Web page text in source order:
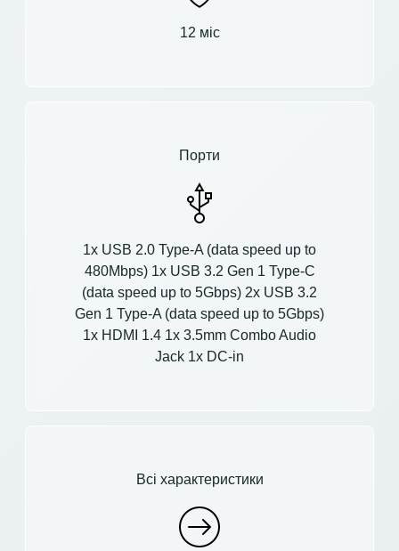
12 міс
Порти
1x USB 2.0 Type-A (data speed up to
480Mbps) 1x USB 3.2 Gen 1 Type-C
(data speed up to 5Gbps) 2x USB 3.2
Gen 1 Type-A (data speed up to 5Gbps)
1x HDMI 1.4 1x 3.5mm Combo Audio
Jack 1x DC-in
Всі характеристики